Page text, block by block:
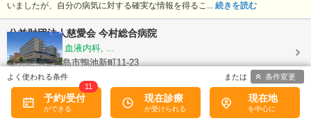
いましたが、自分の病気に対する確実な情報を得るこ... 続きを読む
公益財団法人慈愛会 今村総合病院
内科, 救急科, 血液内科, ...
鹿児島県鹿児島市鴨池新町11-23
口コミ: 1件 5
夜間に急に体調が悪くなり、救急センターに連絡したところ、こちらの病院の
予約/受付
11
現在診療 現在地
条件変更